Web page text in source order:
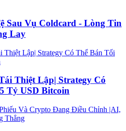
Sau Vụ Coldcard - Lòng Tin
Lay
Thiệt Lập| Strategy Có
Tỷ USD Bitcoin